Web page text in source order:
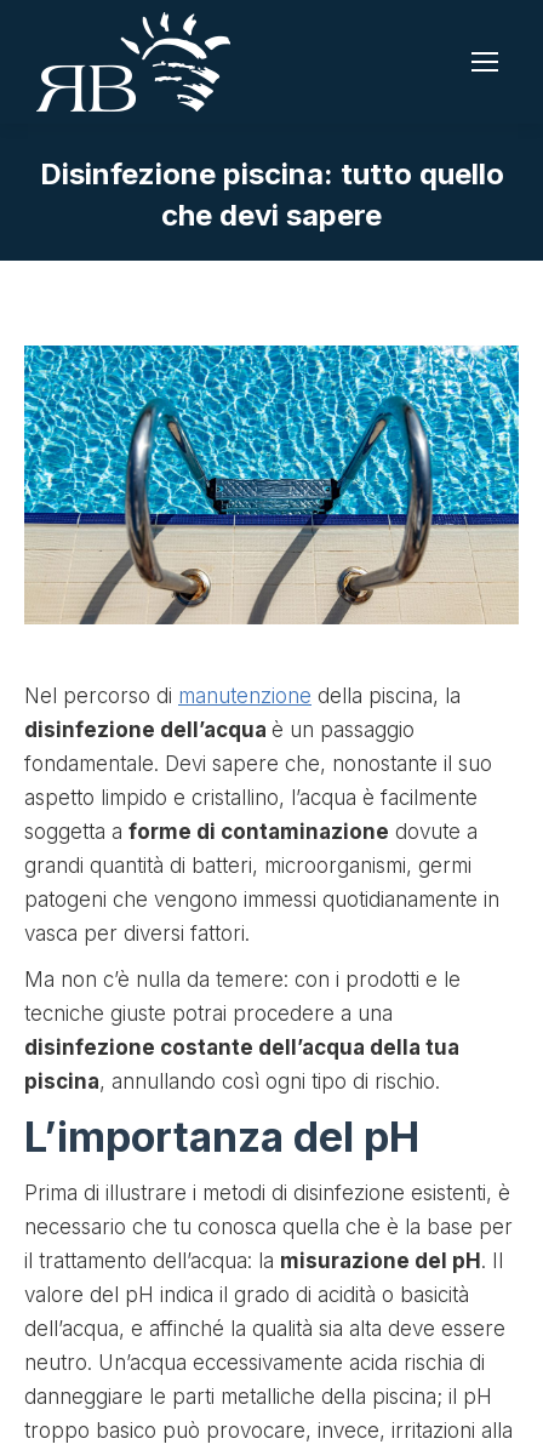
Disinfezione piscina: tutto quello
che devi sapere
Nel percorso di manutenzione della piscina, la
disinfezione dell’acqua è un passaggio
fondamentale. Devi sapere che, nonostante il suo
aspetto limpido e cristallino, l’acqua è facilmente
soggetta a forme di contaminazione dovute a
grandi quantità di batteri, microorganismi, germi
patogeni che vengono immessi quotidianamente in
vasca per diversi fattori.
Ma non c’è nulla da temere: con i prodotti e le
tecniche giuste potrai procedere a una
disinfezione costante dell’acqua della tua
piscina, annullando così ogni tipo di rischio.
L’importanza del pH
Prima di illustrare i metodi di disinfezione esistenti, è
necessario che tu conosca quella che è la base per
il trattamento dell’acqua: la misurazione del pH. Il
valore del pH indica il grado di acidità o basicità
dell’acqua, e affinché la qualità sia alta deve essere
neutro. Un’acqua eccessivamente acida rischia di
danneggiare le parti metalliche della piscina; il pH
troppo basico può provocare, invece, irritazioni alla